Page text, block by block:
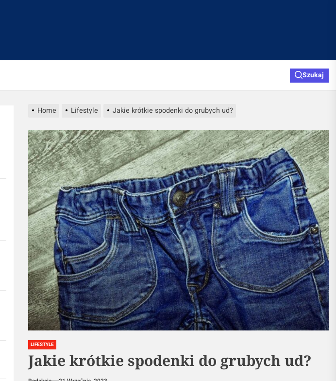
Szukaj
Home Lifestyle Jakie krótkie spodenki do grubych ud?
LIFESTYLE
Jakie krótkie spodenki do grubych ud?